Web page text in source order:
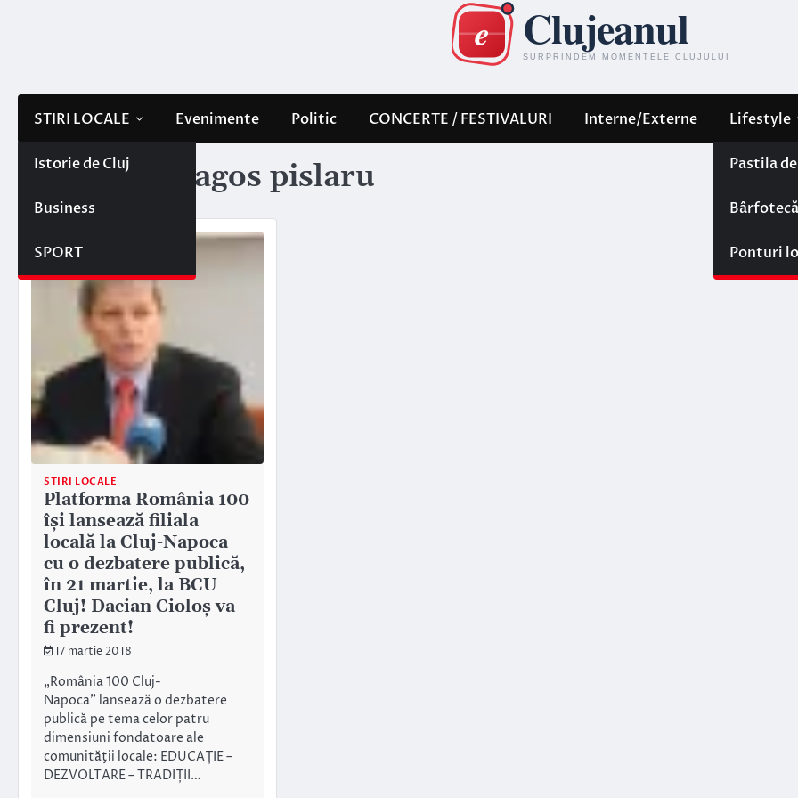
STIRI LOCALE
Istorie de Cluj
Business
SPORT
Evenimente Politic CONCERTE / FESTIVALURI Interne/Externe Lifestyle
Pastila
Bârfotecă
Ponturi
Etichetă: dragos pislaru
STIRI LOCALE
Platforma România 100
îşi lansează filiala
locală la Cluj-Napoca
cu o dezbatere publică,
în 21 martie, la BCU
Cluj! Dacian Cioloş va
fi prezent!
17 martie 2018
„România 100 Cluj-
Napoca” lansează o dezbatere
publică pe tema celor patru
dimensiuni fondatoare ale
comunităţii locale: EDUCAȚIE –
DEZVOLTARE – TRADIȚII…